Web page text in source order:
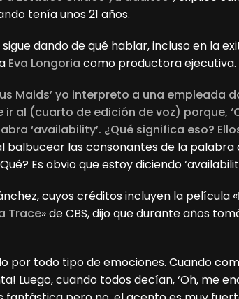
tenía unos 21 años.
dando de qué hablar, incluso en la
Eva Longoria como productora ejecutiva.
Maids’ yo interpreto a una
ir al (cuarto de edición de voz) porque,
‘availability’. ¿Qué significa eso?
balbucear las consonantes de la palabra
Es obvio que estoy diciendo
cuyos créditos incluyen la película «
Trace» de CBS, dijo que durante años
por todo tipo de emociones. Cuando
Luego, cuando todos decían, ‘Oh, me